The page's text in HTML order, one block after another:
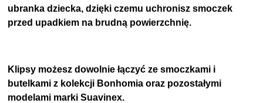
ubranka dziecka, dzięki czemu uchronisz smoczek
przed upadkiem na brudną powierzchnię.
Klipsy możesz dowolnie łączyć ze smoczkami i
butelkami z kolekcji Bonhomia oraz pozostałymi
modelami marki Suavinex.